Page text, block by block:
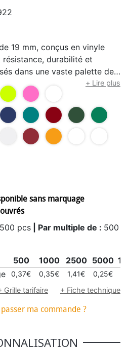
19 mm, conçus en vinyle
durabilité et
dans une vaste palette de
tous les types d’événements
en plastique. Pour
ils peuvent être imprimés
des couleurs CMYK et
selon les stocks disponibles
+ Lire plus
sans marquage
500 pcs | Par multiple de : 500
500 1000 2500 5000
0,37€ 0,35€ 1,41€ 0,25€
Grille tarifaire
+ Fiche technique
ma commande ?